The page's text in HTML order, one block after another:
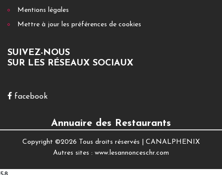
Mentions légales
Mettre à jour les préférences de cookies
SUIVEZ-NOUS
SUR LES RÉSEAUX SOCIAUX
facebook
Annuaire des Restaurants
Copyright ©2026 Tous droits réservés | CANALPHENIX
Autres sites : www.lesannonceschr.com